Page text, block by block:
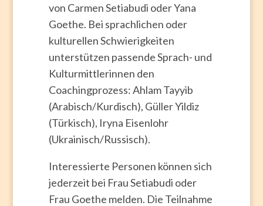
von Carmen Setiabudi oder Yana
Goethe. Bei sprachlichen oder
kulturellen Schwierigkeiten
unterstützen passende Sprach- und
Kulturmittlerinnen den
Coachingprozess: Ahlam Tayyib
(Arabisch/Kurdisch), Güller Yildiz
(Türkisch), Iryna Eisenlohr
(Ukrainisch/Russisch).
Interessierte Personen können sich
jederzeit bei Frau Setiabudi oder
Frau Goethe melden. Die Teilnahme